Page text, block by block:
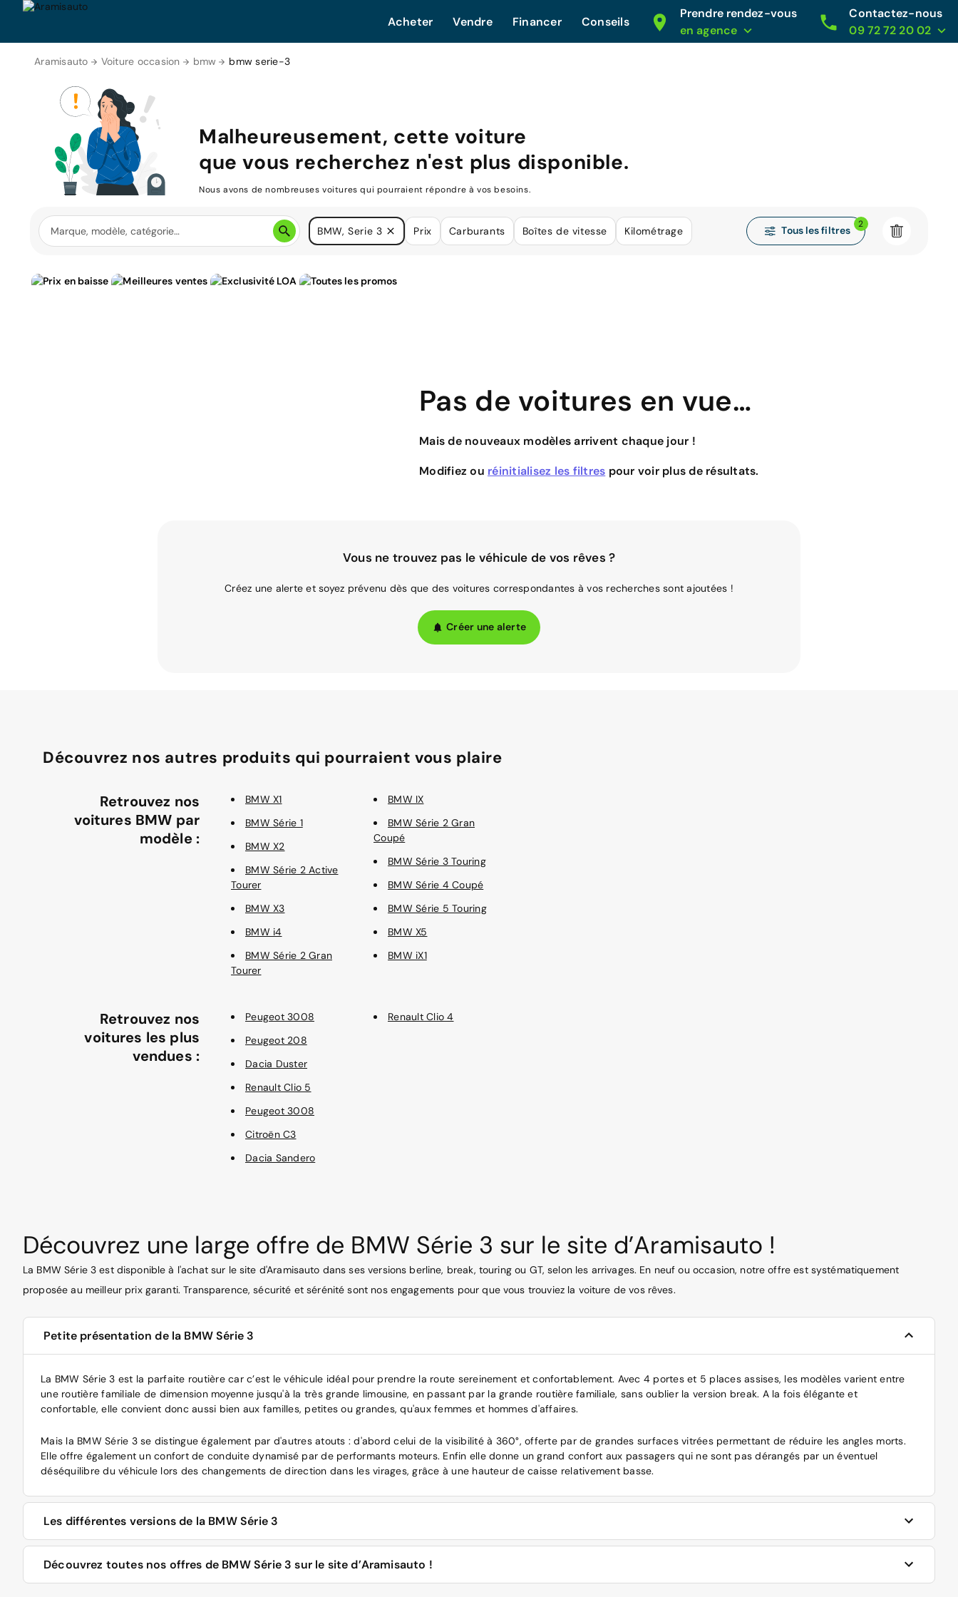
Acheter Vendre Financer Conseils
Prendre rendez-vous
en agence
Contactez-nous
09 72 72 20 02
Aramisauto Voiture occasion bmw bmw serie-3
Malheureusement, cette voiture
que vous recherchez n'est plus disponible.
Nous avons de nombreuses voitures qui pourraient répondre à vos besoins.
BMW, Serie 3 Prix Carburants Boîtes de vitesse Kilométrage Tous les filtres
2
Pas de voitures en vue…
Mais de nouveaux modèles arrivent chaque jour !
Modifiez ou réinitialisez les filtres pour voir plus de résultats.
Vous ne trouvez pas le véhicule de vos rêves ?
Créez une alerte et soyez prévenu dès que des voitures correspondantes à vos recherches sont ajoutées !
Créer une alerte
Découvrez nos autres produits qui pourraient vous plaire
Retrouvez nos
voitures BMW par
modèle :
BMW X1
BMW Série 1
BMW X2
BMW Série 2 Active
Tourer
BMW X3
BMW i4
BMW Série 2 Gran
Tourer
BMW IX
BMW Série 2 Gran
Coupé
BMW Série 3 Touring
BMW Série 4 Coupé
BMW Série 5 Touring
BMW X5
BMW iX1
Retrouvez nos
voitures les plus
vendues :
Peugeot 3008
Peugeot 208
Dacia Duster
Renault Clio 5
Peugeot 3008
Citroën C3
Dacia Sandero
Renault Clio 4
Découvrez une large offre de BMW Série 3 sur le site d’Aramisauto !
La BMW Série 3 est disponible à l'achat sur le site d'Aramisauto dans ses versions berline, break, touring ou GT, selon les arrivages. En neuf ou occasion, notre offre est systématiquement
proposée au meilleur prix garanti. Transparence, sécurité et sérénité sont nos engagements pour que vous trouviez la voiture de vos rêves.
Petite présentation de la BMW Série 3
La BMW Série 3 est la parfaite routière car c’est le véhicule idéal pour prendre la route sereinement et confortablement. Avec 4 portes et 5 places assises, les modèles varient entre
une routière familiale de dimension moyenne jusqu'à la très grande limousine, en passant par la grande routière familiale, sans oublier la version break. A la fois élégante et
confortable, elle convient donc aussi bien aux familles, petites ou grandes, qu'aux femmes et hommes d'affaires.
Mais la BMW Série 3 se distingue également par d'autres atouts : d'abord celui de la visibilité à 360°, offerte par de grandes surfaces vitrées permettant de réduire les angles morts.
Elle offre également un confort de conduite dynamisé par de performants moteurs. Enfin elle donne un grand confort aux passagers qui ne sont pas dérangés par un éventuel
déséquilibre du véhicule lors des changements de direction dans les virages, grâce à une hauteur de caisse relativement basse.
Les différentes versions de la BMW Série 3
La dernière BMW Série 3 en date est la septième génération du modèle et date de 2019. Ses dimensions sont les suivantes : longueur de 4 709 mm, largeur de 1 827 mm, hauteur de 1
Découvrez toutes nos offres de BMW Série 3 sur le site d’Aramisauto !